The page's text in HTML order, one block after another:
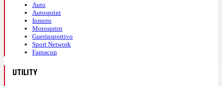
Auto
Autosprint
Inmoto
Motosprint
Guerinsportivo
Sport Network
Fantacup
UTILITY